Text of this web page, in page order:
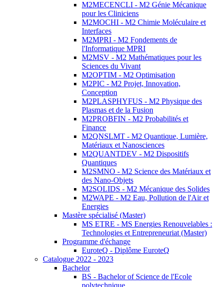
M2MECENCLI - M2 Génie Mécanique
pour les Cliniciens
M2MOCHI - M2 Chimie Moléculaire et
Interfaces
M2MPRI - M2 Fondements de
l'Informatique MPRI
M2MSV - M2 Mathématiques pour les
Sciences du Vivant
M2OPTIM - M2 Optimisation
M2PIC - M2 Projet, Innovation,
Conception
M2PLASPHYFUS - M2 Physique des
Plasmas et de la Fusion
M2PROBFIN - M2 Probabilités et
Finance
M2QNSLMT - M2 Quantique, Lumière,
Matériaux et Nanosciences
M2QUANTDEV - M2 Dispositifs
Quantiques
M2SMNO - M2 Science des Matériaux et
des Nano-Objets
M2SOLIDS - M2 Mécanique des Solides
M2WAPE - M2 Eau, Pollution de l'Air et
Energies
Mastère spécialisé (Master)
MS ETRE - MS Energies Renouvelables :
Technologies et Entrepreneuriat (Master)
Programme d'échange
EuroteQ - Diplôme EuroteQ
Catalogue 2022 - 2023
Bachelor
BS - Bachelor of Science de l'Ecole
polytechnique